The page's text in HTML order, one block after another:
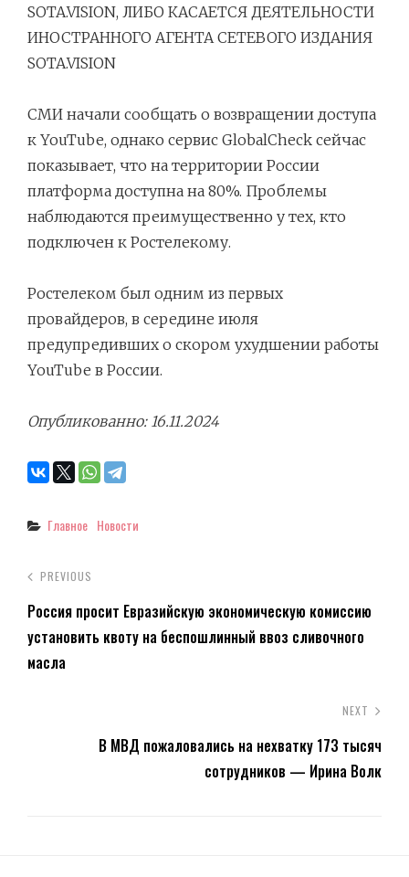
SOTA.VISION, ЛИБО КАСАЕТСЯ ДЕЯТЕЛЬНОСТИ
ИНОСТРАННОГО АГЕНТА СЕТЕВОГО ИЗДАНИЯ
SOTA.VISION
СМИ начали сообщать о возвращении доступа
к YouTube, однако сервис GlobalCheck сейчас
показывает, что на территории России
платформа доступна на 80%. Проблемы
наблюдаются преимущественно у тех, кто
подключен к Ростелекому.
Ростелеком был одним из первых
провайдеров, в середине июля
предупредивших о скором ухудшении работы
YouTube в России.
Опубликованно: 16.11.2024
Categories
Главное Новости
Навигация
по
записям
PREVIOUS
Россия просит Евразийскую экономическую комиссию
установить квоту на беспошлинный ввоз сливочного
масла
NEXT
В МВД пожаловались на нехватку 173 тысяч
сотрудников — Ирина Волк